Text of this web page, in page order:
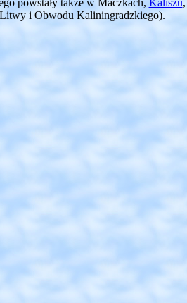
powstały także w Maczkach, Kaliszu,
i Obwodu Kaliningradzkiego).